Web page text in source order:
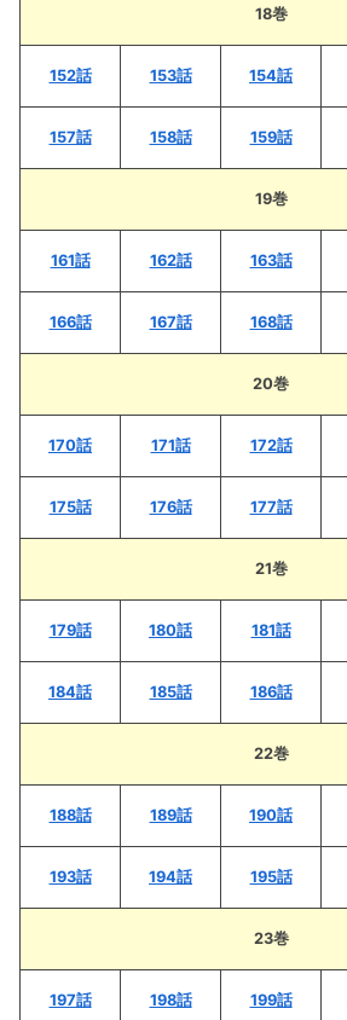
18巻
152話 153話 154話
157話 158話 159話
19巻
161話 162話 163話
166話 167話 168話
20巻
170話 171話 172話
175話 176話 177話
21巻
179話 180話 181話
184話 185話 186話
22巻
188話 189話 190話
193話 194話 195話
23巻
197話 198話 199話